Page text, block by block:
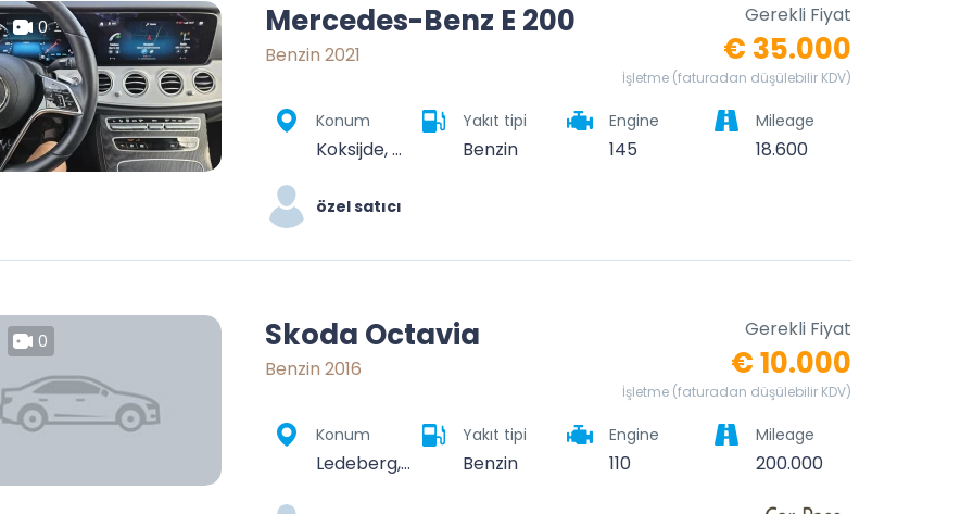
0 Mercedes-Benz E 200
Benzin 2021
Gerekli Fiyat
€ 35.000
İşletme (faturadan düşülebilir KDV)
Konum
Koksijde, Veurne, West-Vlaanderen, Vlaanderen, 8670, België
Yakıt tipi
Benzin
Engine
145
Mileage
18.600
özel satıcı
0 Skoda Octavia
Benzin 2016
Gerekli Fiyat
€ 10.000
İşletme (faturadan düşülebilir KDV)
Konum
Ledeberg, Gent, Oost-Vlaanderen, Vlaanderen, België
Yakıt tipi
Benzin
Engine
110
Mileage
200.000